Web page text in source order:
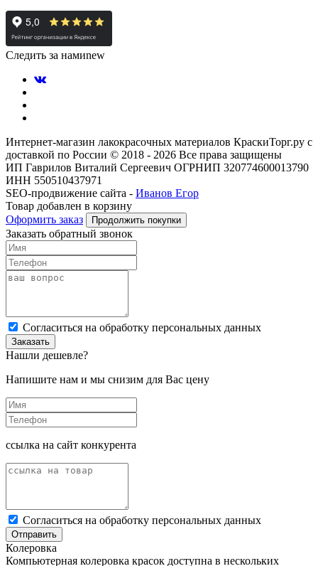
Следить за намиnew
Интернет-магазин лакокрасочных материалов КраскиТорг.ру с
доставкой по России © 2018 - 2026 Все права защищены
ИП Гаврилов Виталий Сергеевич ОГРНИП 320774600013790
ИНН 550510437971
SEO-продвижение сайта - Иванов Егор
Товар добавлен в корзину
Оформить заказ
Продолжить покупки
Заказать обратный звонок
Cогласиться на обработку персональных данных
Заказать
Нашли дешевле?
Напишите нам и мы снизим для Вас цену
ссылка на сайт конкурента
Cогласиться на обработку персональных данных
Отправить
Колеровка
Компьютерная колеровка красок доступна в нескольких